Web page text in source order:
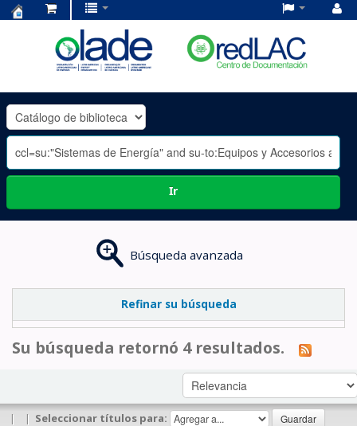
OLADE
-
Ir
Búsqueda avanzada
Refinar su búsqueda
Su búsqueda retornó 4 resultados.
| | Seleccionar títulos para: